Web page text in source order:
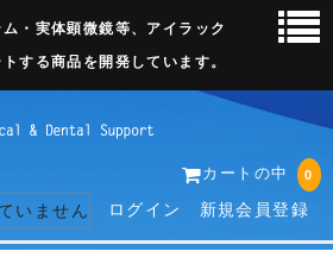
・実体顕微鏡等、アイラック
する商品を開発しています。
カートの中 0
いません ログイン 新規会員登録